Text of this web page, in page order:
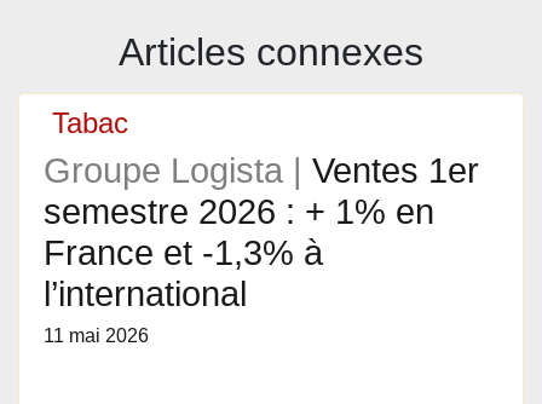
Articles connexes
Tabac
Groupe Logista | Ventes 1er
semestre 2026 : + 1% en
France et -1,3% à
l’international
11 mai 2026